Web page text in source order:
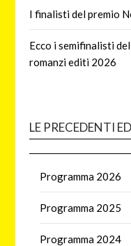
I finalisti del premio
Ecco i semifinalisti
romanzi editi 2026
LE PRECEDENTI
Programma 2026
Programma 2025
Programma 2024